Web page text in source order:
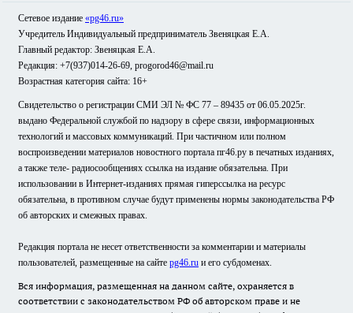
Сетевое издание «pg46.ru»
Учредитель Индивидуальный предприниматель Звеняцкая Е.А.
Главный редактор: Звеняцкая Е.А.
Редакция: +7(937)014-26-69, progorod46@mail.ru
Возрастная категория сайта: 16+
Свидетельство о регистрации СМИ ЭЛ № ФС 77 – 89435 от 06.05.2025г.
выдано Федеральной службой по надзору в сфере связи, информационных
технологий и массовых коммуникаций. При частичном или полном
воспроизведении материалов новостного портала пг46.ру в печатных изданиях,
а также теле- радиосообщениях ссылка на издание обязательна. При
использовании в Интернет-изданиях прямая гиперссылка на ресурс
обязательна, в противном случае будут применены нормы законодательства РФ
об авторских и смежных правах.
Редакция портала не несет ответственности за комментарии и материалы
пользователей, размещенные на сайте pg46.ru и его субдоменах.
Вся информация, размещенная на данном сайте, охраняется в
соответствии с законодательством РФ об авторском праве и не